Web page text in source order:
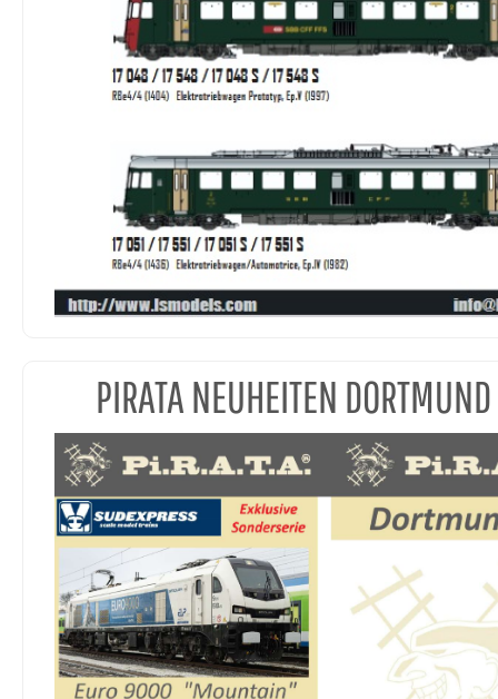
PIRATA NEUHEITEN